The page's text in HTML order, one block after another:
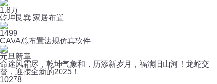
1.8万
乾坤艮巽 家居布置
1499
CAVA总布置法规仿真软件
元旦新章
命途风霜尽，乾坤气象和，历添新岁月，福满旧山河！龙蛇交
替，迎接全新的2025！
10278